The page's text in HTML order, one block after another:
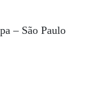
– São Paulo